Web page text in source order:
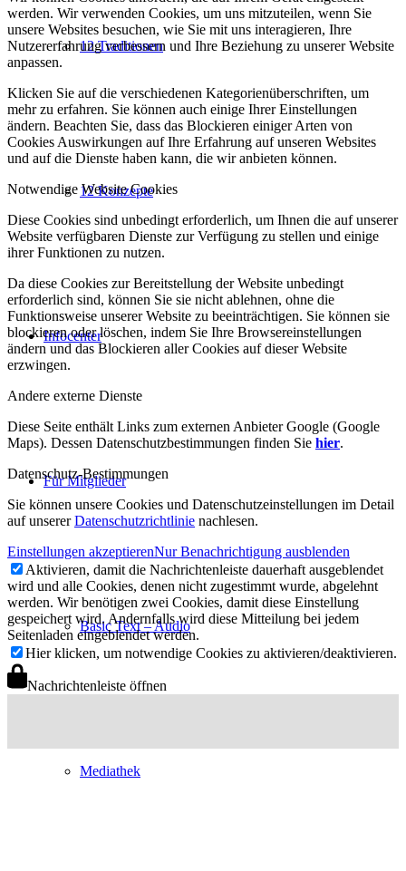
12 Traditionen
12 Konzepte
Infocenter
Für Mitglieder
Basic Text – Audio
Mediathek
werden. Wir verwenden Cookies, um uns mitzuteilen, wenn Sie
unsere Websites besuchen, wie Sie mit uns interagieren, Ihre
Nutzererfahrung verbessern und Ihre Beziehung zu unserer Website
anpassen.
Klicken Sie auf die verschiedenen Kategorienüberschriften, um
mehr zu erfahren. Sie können auch einige Ihrer Einstellungen
ändern. Beachten Sie, dass das Blockieren einiger Arten von
Cookies Auswirkungen auf Ihre Erfahrung auf unseren Websites
und auf die Dienste haben kann, die wir anbieten können.
Notwendige Website Cookies
Diese Cookies sind unbedingt erforderlich, um Ihnen die auf unserer
Website verfügbaren Dienste zur Verfügung zu stellen und einige
ihrer Funktionen zu nutzen.
Da diese Cookies zur Bereitstellung der Website unbedingt
erforderlich sind, können Sie sie nicht ablehnen, ohne die
Funktionsweise unserer Website zu beeinträchtigen. Sie können sie
blockieren oder löschen, indem Sie Ihre Browsereinstellungen
ändern und das Blockieren aller Cookies auf dieser Website
erzwingen.
Andere externe Dienste
Diese Seite enthält Links zum externen Anbieter Google (Google
Maps). Dessen Datenschutzbestimmungen finden Sie hier.
Datenschutz-Bestimmungen
Sie können unsere Cookies und Datenschutzeinstellungen im Detail
auf unsererDatenschutzrichtlinie nachlesen.
Einstellungen akzeptierenNur Benachrichtigung ausblenden
Aktivieren, damit die Nachrichtenleiste dauerhaft ausgeblendet
wird und alle Cookies, denen nicht zugestimmt wurde, abgelehnt
werden. Wir benötigen zwei Cookies, damit diese Einstellung
gespeichert wird. Andernfalls wird diese Mitteilung bei jedem
Seitenladen eingeblendet werden.
Hier klicken, um notwendige Cookies zu aktivieren/deaktivieren.
Nachrichtenleiste öffnen